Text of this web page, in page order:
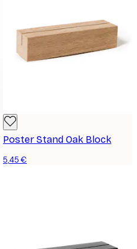
Poster Stand Oak Block
5,45 €